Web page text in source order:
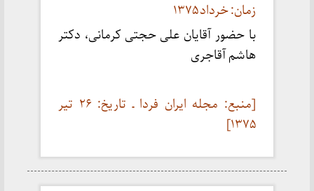
زمان: خرداد ۱۳۷۵
با حضور آقایان علی حجتی کرمانی، دکتر
هاشم آقاجری
[منبع: مجله ایران فردا ـ تاریخ: ۲۶ تیر
۱۳۷۵]